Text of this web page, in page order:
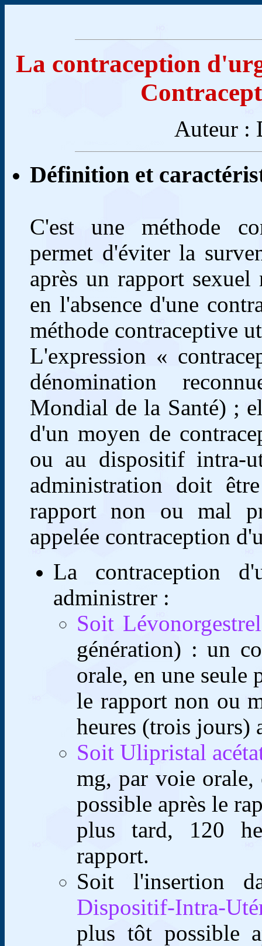
La contraception
Auteur :
Définition et
C'est une méthode
permet d'éviter la
après un rapport
en l'absence d'une
méthode contraceptive
L'expression «
dénomination
Mondial de la Santé) ;
d'un moyen de
ou au dispositif intra-
administration doit
rapport non ou mal
appelée contraception
La contraception
administrer :
Soit
génération) : un
orale, en une seule
le rapport non ou
heures (trois jours)
Soit Ulipristal
mg, par voie orale,
possible après le
plus tard, 120
rapport.
Soit l'insertion
Dispositif-Intra-
plus tôt possible